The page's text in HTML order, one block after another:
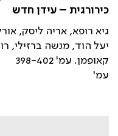
כירורגית – עידן חדש
גיא רופא, אריה ליסק,
יעל הוד, מנשה ברזילי,
קאופמן. עמ' 398-402
עמ'